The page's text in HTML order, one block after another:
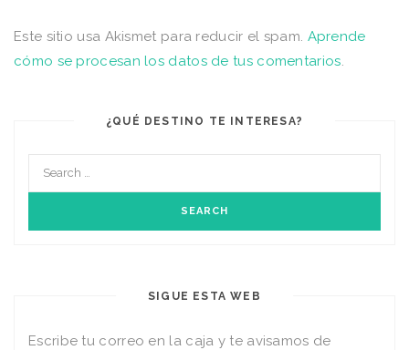
Este sitio usa Akismet para reducir el spam. Aprende
cómo se procesan los datos de tus comentarios.
¿QUÉ DESTINO TE INTERESA?
SIGUE ESTA WEB
Escribe tu correo en la caja y te avisamos de